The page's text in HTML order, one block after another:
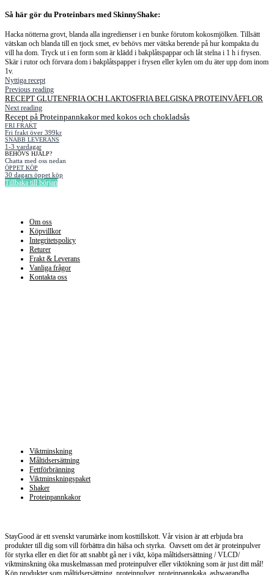
Så här gör du Proteinbars med SkinnyShake:
Hacka nötterna grovt, blanda alla ingredienser i en bunke förutom kokosmjölken. Tillsätt
vätskan och blanda till en tjock smet, ev behövs mer vätska berende på hur kompakta du
vill ha dom. Tryck ut i en form som är klädd i bakplåtspappar och låt stelna i 1 h i frysen.
Skär i rutor och förvara dom i bakplåtspapper i frysen eller kylen om du äter upp dom inom
1v.
Nyttiga recept
Previous reading
RECEPT GLUTENFRIA OCH LAKTOSFRIA BELGISKA PROTEINVÅFFLOR
Next reading
Recept på Proteinpannkakor med kokos och chokladsås
FRI FRAKT
Fri frakt över 399kr
SNABB LEVERANS
1-3 vardagar
BEHÖVS HJÄLP?
Chatta med oss nedan
ÖPPET KÖP
30 dagars öppet köp
Tillbaka till början
Om oss
Köpvillkor
Integritetspolicy
Returer
Frakt & Leverans
Vanliga frågor
Kontakta oss
Viktminskning
Måltidsersättning
Fettförbränning
Viktminskningspaket
Shaker
Proteinpannkakor
StayGood är ett svenskt varumärke inom kosttillskott. Vår vision är att erbjuda bra
produkter till dig som vill förbättra din hälsa och styrka. Oavsett om det är proteinpulver
för styrka eller en diet för att snabbt gå ner i vikt, köpa måltidsersättning / VLCD/
viktminskning öka muskelmassan med proteinpulver eller viktökning som är just ditt mål!
Köp produkter som måltidsersättning, proteinpulver, proteinpannkaka, ashwagandha,